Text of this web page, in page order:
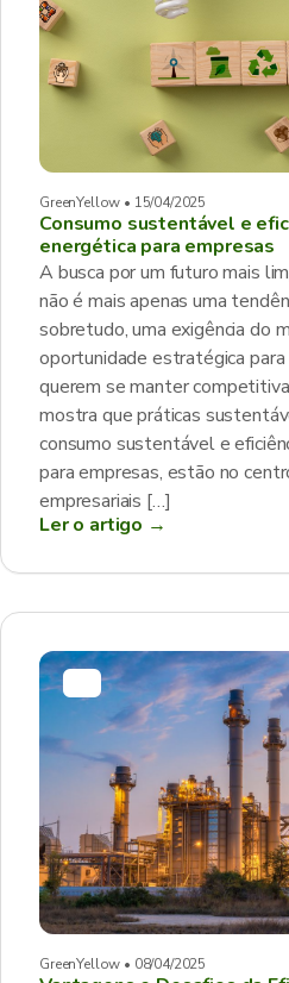
GreenYellow • 15/04/2025
Consumo sustentável e
energética para empresas
A busca por um futuro mais
não é mais apenas uma
sobretudo, uma exigência do
oportunidade estratégica
querem se manter
mostra que práticas
consumo sustentável e
para empresas, estão no
empresariais […]
Ler o artigo →
GreenYellow • 08/04/2025